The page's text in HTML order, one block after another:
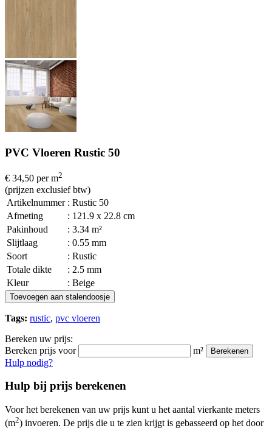
PVC Vloeren Rustic 50
€ 34,50 per m2
(prijzen exclusief btw)
Artikelnummer : Rustic 50
Afmeting
: 121.9 x 22.8 cm
Pakinhoud
: 3.34 m²
Slijtlaag
: 0.55 mm
Soort
: Rustic
Totale dikte
: 2.5 mm
Kleur
: Beige
Toevoegen aan stalendoosje
Tags: rustic, pvc vloeren
Bereken uw prijs:
Bereken prijs voor
m² Berekenen
Hulp nodig?
Hulp bij prijs berekenen
Voor het berekenen van uw prijs kunt u het aantal vierkante meters
(m2) invoeren. De prijs die u te zien krijgt is gebasseerd op het door